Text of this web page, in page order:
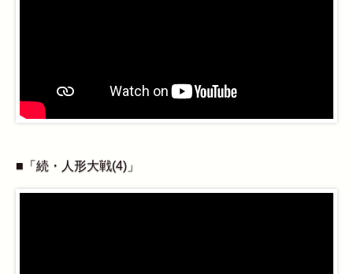
■「続・人形大戦(4)」